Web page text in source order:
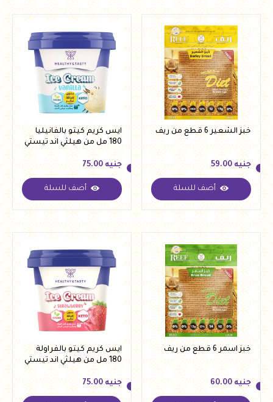
خبز الشعير 6 قطع من ريف
جنيه
جنيه 59.00
أضف للسلة
ايس كريم كيتو بالفانيليا
180 مل من هيلثي اند تيستي
جنيه
جنيه 75.00
أضف للسلة
خبز اسمر 6 قطع من ريف
جنيه 60.00
ايس كريم كيتو بالفراولة
180 مل من هيلثي اند تيستي
جنيه 75.00